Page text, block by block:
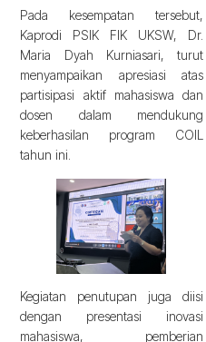
Pada kesempatan tersebut,
Kaprodi PSIK FIK UKSW, Dr.
Maria Dyah Kurniasari, turut
menyampaikan apresiasi atas
partisipasi aktif mahasiswa dan
dosen dalam mendukung
keberhasilan program COIL
tahun ini.
Kegiatan penutupan juga diisi
dengan presentasi inovasi
mahasiswa, pemberian